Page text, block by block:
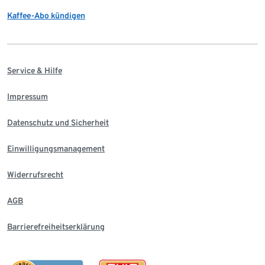
Kaffee-Abo kündigen
Service & Hilfe
Impressum
Datenschutz und Sicherheit
Einwilligungsmanagement
Widerrufsrecht
AGB
Barrierefreiheitserklärung